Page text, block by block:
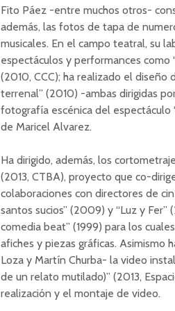
Fito Páez -entre muchos otros-
además, las fotos de tapa de
musicales. En el campo teatral, su
espectáculos y performances como
(2010, CCC); ha realizado el diseño
terrenal” (2010) -ambas dirigidas
fotografía escénica del espectáculo
de Maricel Alvarez.
Ha dirigido, además, los
(2013, CTBA), proyecto que co-
colaboraciones con directores de
santos sucios” (2009) y “Luz y
comedia beat” (1999) para los
afiches y piezas gráficas. Asimismo
Loza y Martín Churba- la video
de un relato mutilado)” (2013,
realización y el montaje de video.